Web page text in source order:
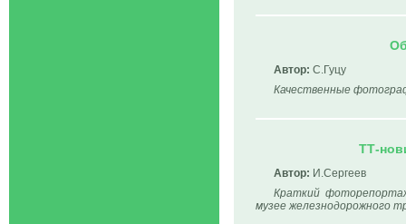
Автор: C.Гуцу
Качественные
ТТ-
Автор: И.Сергеев
Краткий
музее железнодорожного